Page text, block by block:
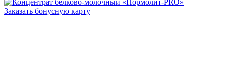
Заказать бонусную карту